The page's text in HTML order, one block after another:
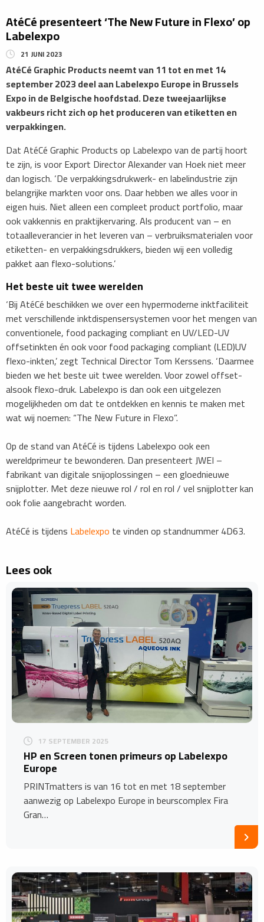
AtéCé presenteert ‘The New Future in Flexo’ op
Labelexpo
21 JUNI 2023
AtéCé Graphic Products neemt van 11 tot en met 14
september 2023 deel aan Labelexpo Europe in Brussels
Expo in de Belgische hoofdstad. Deze tweejaarlijkse
vakbeurs richt zich op het produceren van etiketten en
verpakkingen.
Dat AtéCé Graphic Products op Labelexpo van de partij hoort
te zijn, is voor Export Director Alexander van Hoek niet meer
dan logisch. ‘De verpakkingsdrukwerk- en labelindustrie zijn
belangrijke markten voor ons. Daar hebben we alles voor in
eigen huis. Niet alleen een compleet product portfolio, maar
ook vakkennis en praktijkervaring. Als producent van – en
totaalleverancier in het leveren van – verbruiksmaterialen voor
etiketten- en verpakkingsdrukkers, bieden wij een volledig
pakket aan flexo-solutions.’
Het beste uit twee werelden
‘Bij AtéCé beschikken we over een hypermoderne inktfaciliteit
met verschillende inktdispensersystemen voor het mengen van
conventionele, food packaging compliant en UV/LED-UV
offsetinkten én ook voor food packaging compliant (LED)UV
flexo-inkten,’ zegt Technical Director Tom Kerssens. ‘Daarmee
bieden we het beste uit twee werelden. Voor zowel offset-
alsook flexo-druk. Labelexpo is dan ook een uitgelezen
mogelijkheden om dat te ontdekken en kennis te maken met
wat wij noemen: “The New Future in Flexo”.
Op de stand van AtéCé is tijdens Labelexpo ook een
wereldprimeur te bewonderen. Dan presenteert JWEI –
fabrikant van digitale snijoplossingen – een gloednieuwe
snijplotter. Met deze nieuwe rol / rol en rol / vel snijplotter kan
ook folie aangebracht worden.
AtéCé is tijdens Labelexpo te vinden op standnummer 4D63.
Lees ook
17 SEPTEMBER 2025
​HP en Screen tonen primeurs op Labelexpo
Europe
PRINTmatters is van 16 tot en met 18 september
aanwezig op Labelexpo Europe in beurscomplex Fira
Gran…